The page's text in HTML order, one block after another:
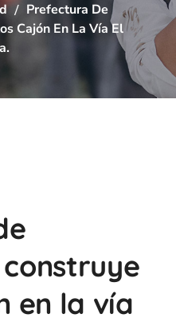
Prefectura De
Cajón En La Vía El
en la vía